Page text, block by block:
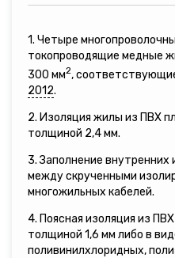
1. Четыре
токопроводящие медные
300 мм2,
2012.
2. Изоляция жилы из ПВХ
толщиной 2,4 мм.
3. Заполнение
между скрученными
многожильных кабелей.
4. Поясная изоляция из
толщиной 1,6 мм либо в
поливинилхлоридных,